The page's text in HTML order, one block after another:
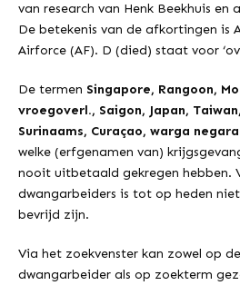
van research van Henk Beekhuis en
De betekenis van de afkortingen is
Airforce (AF). D (died) staat voor
De termen Singapore, Rangoon,
vroegoverl., Saigon, Japan,
Surinaams, Curaçao, warga negara
welke (erfgenamen van)
nooit uitbetaald gekregen hebben.
dwangarbeiders is tot op heden
bevrijd zijn.
Via het zoekvenster kan zowel op
dwangarbeider als op zoekterm